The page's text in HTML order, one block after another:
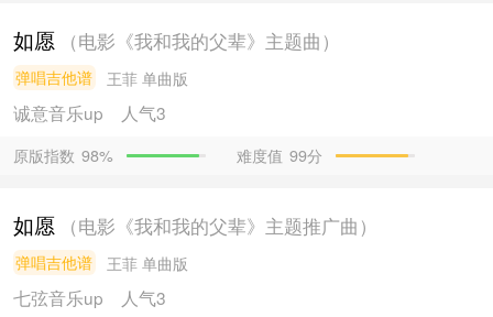
如愿 （电影《我和我的父辈》主题曲）
弹唱吉他谱 王菲 单曲版
诚意音乐up 人气3
原版指数 98% 难度值 99分
如愿 （电影《我和我的父辈》主题推广曲）
弹唱吉他谱 王菲 单曲版
七弦音乐up 人气3